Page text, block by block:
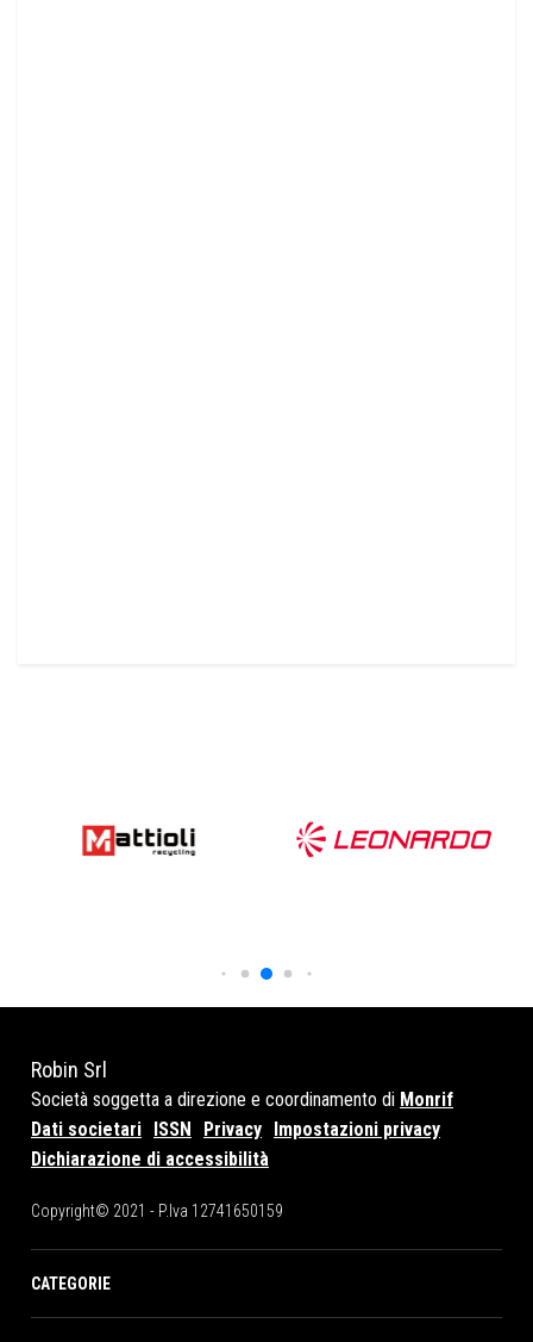
Robin Srl
Società soggetta a direzione e coordinamento di Monrif
Dati societari ISSN Privacy Impostazioni privacy
Dichiarazione di accessibilità
Copyright© 2021 - P.Iva 12741650159
CATEGORIE